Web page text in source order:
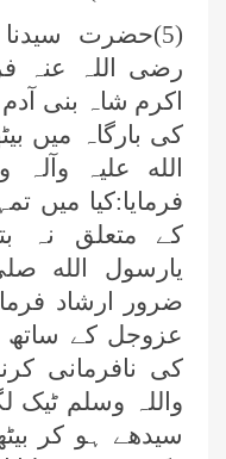
(5)حضرت
رضی اللہ عنہ
اکرم شاہ بنی
کی بارگاہ میں
فرمایا:کیا میں
کے متعلق نہ
یارسول الله
ضرور ارشاد
عزوجل کے ساتھ
کی نافرمانی
واللہ وسلم ٹیک
سیدھے ہو کر